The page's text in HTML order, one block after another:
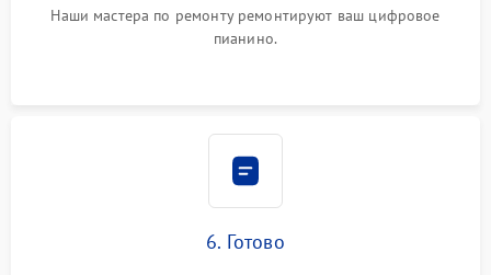
Наши мастера по ремонту ремонтируют ваш цифровое
пианино.
6. Готово